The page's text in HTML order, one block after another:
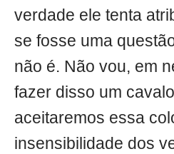
verdade ele tenta
se fosse uma
não é. Não vou, em
fazer disso um
aceitaremos essa
insensibilidade dos